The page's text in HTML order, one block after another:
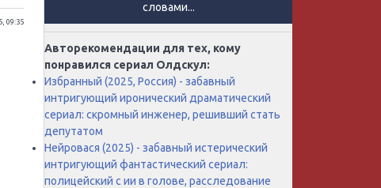
09:35
словами...
Авторекомендации для тех, кому
понравился сериал Олдскул:
Избранный (2025, Россия) - забавный
интригующий иронический драматический
сериал: скромный инженер, решивший стать
депутатом
Нейровася (2025) - забавный истерический
интригующий фантастический сериал:
полицейский с ии в голове, расследование